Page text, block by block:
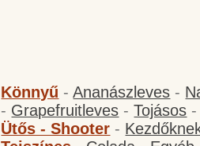
Könnyű -Ananászleves -
- Grapefruitleves -Tojásos
Ütős - Shooter -